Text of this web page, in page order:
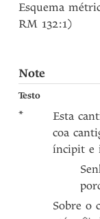
Esquema
RM 132:1)
Note
Testo
*
Esta
coa
íncipit e
Sobre o